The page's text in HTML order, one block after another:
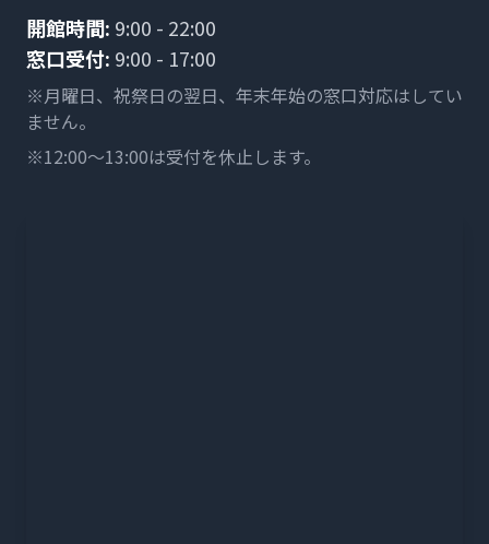
開館時間: 9:00 - 22:00
窓口受付: 9:00 - 17:00
※月曜日、祝祭日の翌日、年末年始の窓口対応はしてい
ません。
※12:00〜13:00は受付を休止します。